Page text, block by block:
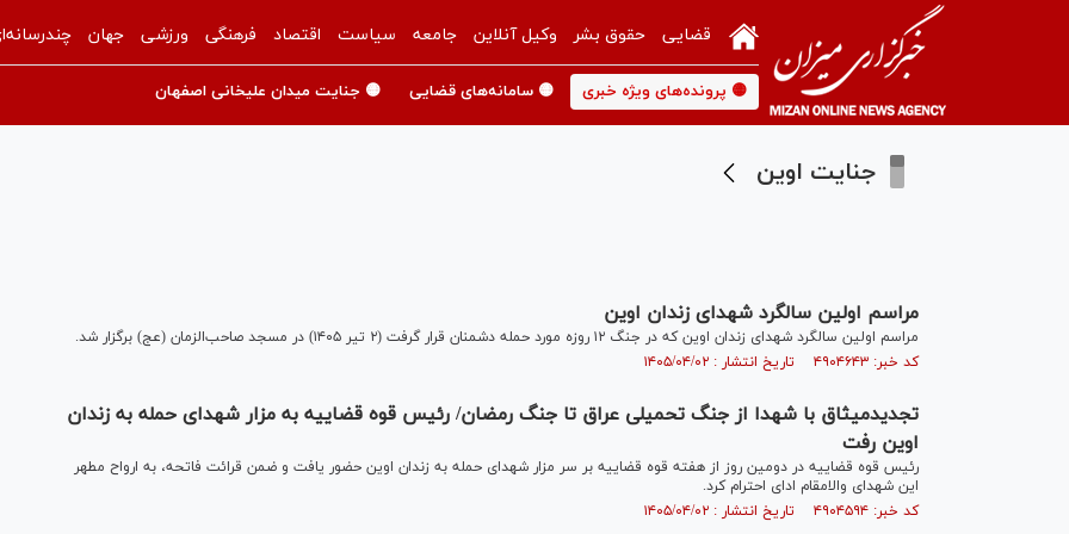
قضایی حقوق بشر وکیل آنلاین جامعه سیاست اقتصاد فرهنگی ورزشی جهان
🟡 پرونده‌های ویژه خبری 🟡 سامانه‌های قضایی 🟡 جنایت میدان علیخانی اصفهان
جنایت اوین
مراسم اولین سالگرد شهدای زندان اوین
مراسم اولین سالگرد شهدای زندان اوین که در جنگ ۱۲ روزه مورد حمله دشمنان قرار گرفت (۲ تیر ۱۴۰۵) در مسجد صاحب‌الزمان (عج) برگزار شد.
کد خبر: ۴۹۰۴۶۴۳ تاریخ انتشار : ۱۴۰۵/۰۴/۰۲
تجدیدمیثاق با شهدا از جنگ تحمیلی عراق تا جنگ رمضان/ رئیس قوه قضاییه به مزار شهدای حمله به زندان
اوین رفت
رئیس قوه قضاییه در دومین روز از هفته قوه قضاییه بر سر مزار شهدای حمله به زندان اوین حضور یافت و ضمن قرائت فاتحه، به ارواح مطهر
این شهدای والامقام ادای احترام کرد.
کد خبر: ۴۹۰۴۵۹۴ تاریخ انتشار : ۱۴۰۵/۰۴/۰۲